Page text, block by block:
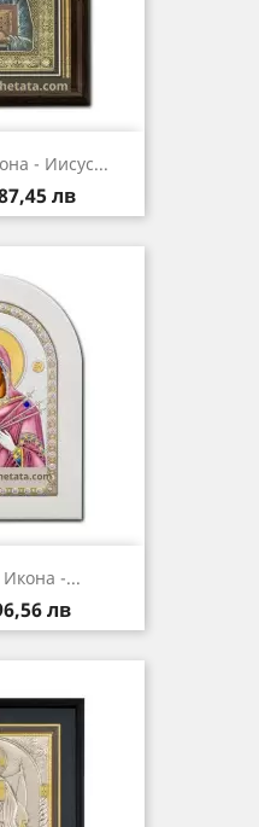
- Иисус...
лв
-...
лв